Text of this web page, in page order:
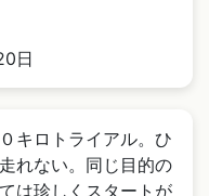
日
キロトライアル。ひ
れない。同じ目的の
は珍しくスタートが